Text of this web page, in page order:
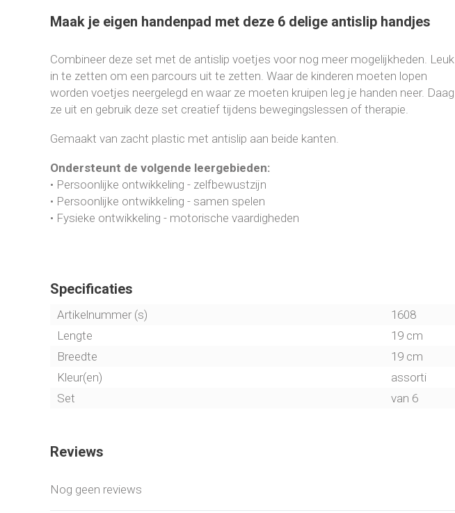
Maak je eigen handenpad met deze 6 delige antislip handjes
Combineer deze set met de antislip voetjes voor nog meer mogelijkheden. Leuk
in te zetten om een parcours uit te zetten. Waar de kinderen moeten lopen
worden voetjes neergelegd en waar ze moeten kruipen leg je handen neer. Daag
ze uit en gebruik deze set creatief tijdens bewegingslessen of therapie.
Gemaakt van zacht plastic met antislip aan beide kanten.
Ondersteunt de volgende leergebieden:
• Persoonlijke ontwikkeling - zelfbewustzijn
• Persoonlijke ontwikkeling - samen spelen
• Fysieke ontwikkeling - motorische vaardigheden
Specificaties
Artikelnummer (s)
1608
Lengte
19 cm
Breedte
19 cm
Kleur(en)
assorti
Set
van 6
Reviews
Nog geen reviews